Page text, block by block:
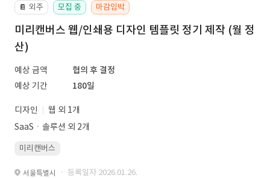
📔 외주 모집 중 마감임박
미리캔버스 웹/인쇄용 디자인 템플릿 정기 제작 (월 정
산)
예상 금액
협의 후 결정
예상 기간
180일
디자인
웹 외 1개
SaaSㆍ솔루션 외 2개
미리캔버스
서울특별시 · 등록일자 2026.01.26.